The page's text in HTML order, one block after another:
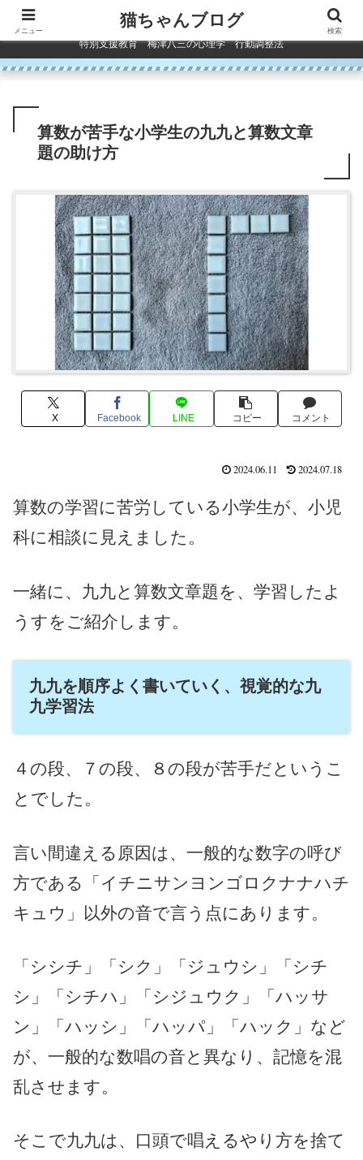
コンテンツへスキップ
特別支援教育 梅津八三の心理学 行動調整法
算数が苦手な小学生の九九と算数文章
題の助け方
X Facebook LINE コピー コメント
2024.06.11 2024.07.18
算数の学習に苦労している小学生が、小児
科に相談に見えました。
一緒に、九九と算数文章題を、学習したよ
うすをご紹介します。
九九を順序よく書いていく、視覚的な九
九学習法
４の段、７の段、８の段が苦手だというこ
とでした。
言い間違える原因は、一般的な数字の呼び
方である「イチニサンヨンゴロクナナハチ
キュウ」以外の音で言う点にあります。
「シシチ」「シク」「ジュウシ」「シチ
シ」「シチハ」「シジュウク」「ハッサ
ン」「ハッシ」「ハッパ」「ハック」など
が、一般的な数唱の音と異なり、記憶を混
乱させます。
そこで九九は、口頭で唱えるやり方を捨て
メニュー
猫ちゃんブログ
検索